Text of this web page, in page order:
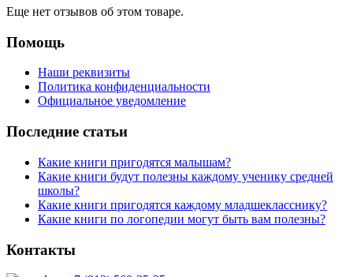
Еще нет отзывов об этом товаре.
Помощь
Наши реквизиты
Политика конфиденциальности
Официальное уведомление
Последние статьи
Какие книги пригодятся малышам?
Какие книги будут полезны каждому ученику средней
школы?
Какие книги пригодятся каждому младшекласснику?
Какие книги по логопедии могут быть вам полезны?
Контакты